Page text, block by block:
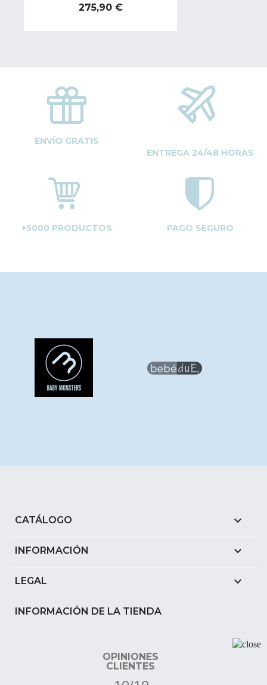
Precio
275,90 €
ENVÍO GRATIS
ENTREGA 24/48 HORAS
+5000 PRODUCTOS PAGO SEGURO
CATÁLOGO 
INFORMACIÓN 
LEGAL 
INFORMACIÓN DE LA TIENDA
OPINIONES
CLIENTES